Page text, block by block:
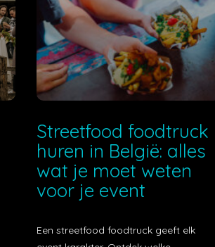
Streetfood foodtruck
huren in België: alles
wat je moet weten
voor je event
Een streetfood foodtruck geeft elk